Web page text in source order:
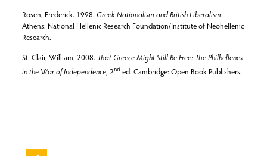
Rosen, Frederick. 1998. Greek Nationalism and British Liberalism.
Athens: National Hellenic Research Foundation/Institute of Neohellenic
Research.
St. Clair, William. 2008. That Greece Might Still Be Free: The Philhellenes
in the War of Independence, 2nded. Cambridge: Open Book Publishers.